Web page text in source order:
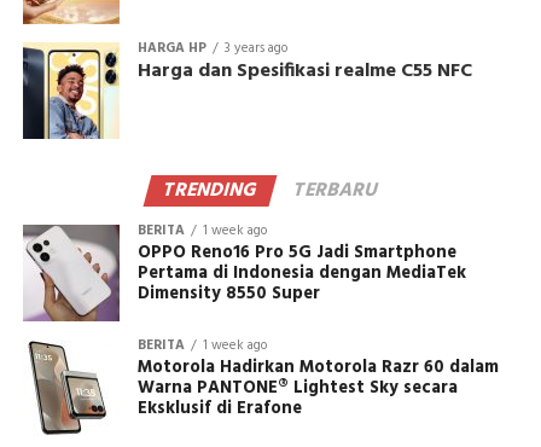
HARGA HP 3 years ago
Harga dan Spesifikasi realme C55 NFC
TRENDING TERBARU
BERITA 1 week ago
OPPO Reno16 Pro 5G Jadi Smartphone
Pertama di Indonesia dengan MediaTek
Dimensity 8550 Super
BERITA 1 week ago
Motorola Hadirkan Motorola Razr 60 dalam
Warna PANTONE® Lightest Sky secara
Eksklusif di Erafone